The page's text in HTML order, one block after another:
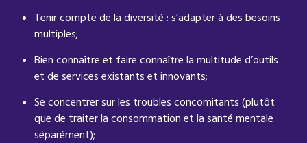
Tenir compte de la diversité : s’adapter à des besoins
multiples;
Bien connaître et faire connaître la multitude d’outils
et de services existants et innovants;
Se concentrer sur les troubles concomitants (plutôt
que de traiter la consommation et la santé mentale
séparément);